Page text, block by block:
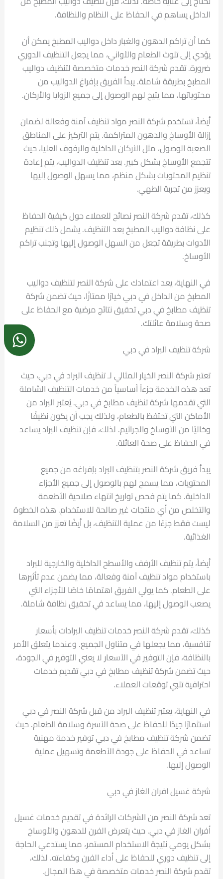
الداخل يساهم في الحفاظ على النظام والنظافة.
كما أن تراكم الدهون والغبار داخل دواليب المطبخ يمكن أن
يؤدي إلى تلوث الطعام والأواني، مما يجعل التنظيف الدوري
ضرورة. تقدم شركة النصر خدمات متخصصة لتنظيف دواليب
المطبخ بطريقة شاملة. يبدأ الفريق بإفراغ الدواليب من
محتوياتها، مما يتيح لهم الوصول إلى جميع الزوايا والأركان.
أيضاً، تستخدم شركة النصر مواد تنظيف آمنة وفعالة لضمان
إزالة الأوساخ والدهون المتراكمة. يتم التركيز على المناطق
الصعبة الوصول، مثل الأركان الداخلية والرفوف العليا، حيث
تتجمع الأوساخ بشكل كبير. بعد تنظيف الدواليب، يتم إعادة
تنظيم المحتويات بشكل منظم، مما يسهل الوصول إليها
ويعزز من تجربة الطهي.
كذلك، تقدم شركة النصر نصائح للعملاء حول كيفية الحفاظ
على نظافة دواليب المطبخ بعد التنظيف. يشمل ذلك تنظيم
الأدوات بطريقة تجعل من السهل الوصول إليها وتجنب تراكم
الأوساخ.
في النهاية، يعد اعتمادك على شركة النصر لتنظيف دواليب
المطبخ من الداخل في دبي خيارًا ممتازًا، حيث تضمن شركة
تنظيف مطابخ في دبي تحقيق نتائج مرضية مع الحفاظ على
صحة وسلامة عائلتك.
شركة تنظيف البراد في دبي
تعتبر شركة النصر الخيار المثالي لـ تنظيف البراد في دبي، حيث
تعد هذه الخدمة جزءاً أساسياً من خدمات التنظيف الشاملة
التي تقدمها شركة تنظيف مطابخ في دبي. يُعتبر البراد من
الأماكن التي تحتفظ بالطعام، ولذلك يجب أن يكون نظيفًا
وخاليًا من الأوساخ والجراثيم. لذلك، فإن تنظيف البراد يساعد
في الحفاظ على صحة العائلة.
يبدأ فريق شركة النصر بتنظيف البراد بإفراغه من جميع
المحتويات، مما يسمح لهم بالوصول إلى جميع الأجزاء
الداخلية. كما يتم فحص تواريخ انتهاء صلاحية الأطعمة
والتخلص من أي منتجات غير صالحة للاستخدام. هذه الخطوة
ليست فقط جزءًا من عملية التنظيف، بل أيضًا تعزز من السلامة
الغذائية.
أيضاً، يتم تنظيف الأرفف والأسطح الداخلية والخارجية للبراد
باستخدام مواد تنظيف آمنة وفعالة، مما يضمن عدم تأثيرها
على الطعام. كما يولي الفريق اهتمامًا خاصًا للأجزاء التي
يصعب الوصول إليها، مما يساعد في تحقيق نظافة شاملة.
كذلك، تقدم شركة النصر خدمات تنظيف البرادات بأسعار
تنافسية، مما يجعلها في متناول الجميع. وعندما يتعلق الأمر
بالنظافة، فإن التوفير في الأسعار لا يعني التوفير في الجودة،
حيث تضمن شركة تنظيف مطابخ في دبي تقديم خدمات
احترافية تلبي توقعات العملاء.
في النهاية، يعتبر تنظيف البراد من قبل شركة النصر في دبي
استثمارًا جيدًا للحفاظ على صحة الأسرة وسلامة الطعام. حيث
تضمن شركة تنظيف مطابخ في دبي توفير خدمة مهنية
تساعد في الحفاظ على جودة الأطعمة وتسهيل عملية
الوصول إليها.
شركة غسيل افران الغاز في دبي
تعد شركة النصر من الشركات الرائدة في تقديم خدمات غسيل
أفران الغاز في دبي. حيث يتعرض الفرن للدهون والأوساخ
بشكل يومي نتيجة الاستخدام المستمر، مما يستدعي الحاجة
إلى تنظيف دوري للحفاظ على أداء الفرن وكفاءته. لذلك،
تقدم شركة النصر خدمات متخصصة في هذا المجال.